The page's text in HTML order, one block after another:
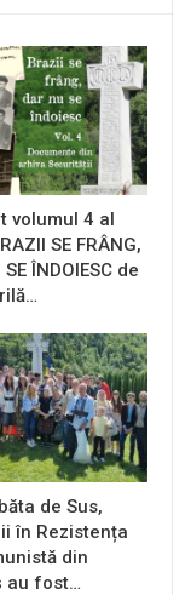
volumul 4 al
SE FRÂNG,
SE ÎNDOIESC de
de Sus,
în Rezistența
din
au fost…